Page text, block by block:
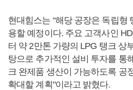
현대힘스는 “해당 공장은 독립형
용할 예정이다. 주요 고객사인
터 약 2만톤 가량의 LPG 탱크 상
탕으로 추가적인 설비 투자를 통
크 완제품 생산이 가능하도록 공
확대할 계획"이라고 밝혔다.